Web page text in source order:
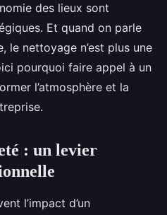
des lieux sont
Et quand on parle
le nettoyage n’est plus une
pourquoi faire appel à un
l’atmosphère et la
: un levier
l’impact d’un